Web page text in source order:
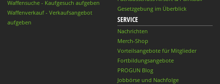
Waffensuche - Kaufgesuch aufgeben
Waffenverkauf - Verkaufsangebot
aufgeben
Gesetzgebung im Überblick
SERVICE
Nachrichten
Merch-Shop
Vorteilsangebote für Mitglieder
Fortbildungsangebote
PROGUN Blog
Jobbörse und Nachfolge